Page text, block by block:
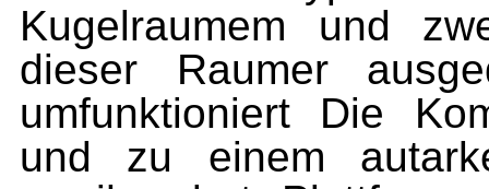
Kugelraumem und
dieser Raumer
umfunktioniert Die
und zu einem